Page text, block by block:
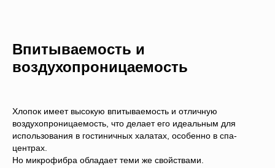
Впитываемость и
воздухопроницаемость
Хлопок имеет высокую впитываемость и отличную
воздухопроницаемость, что делает его идеальным для
использования в гостиничных халатах, особенно в спа-
центрах.
Но микрофибра обладает теми же свойствами.